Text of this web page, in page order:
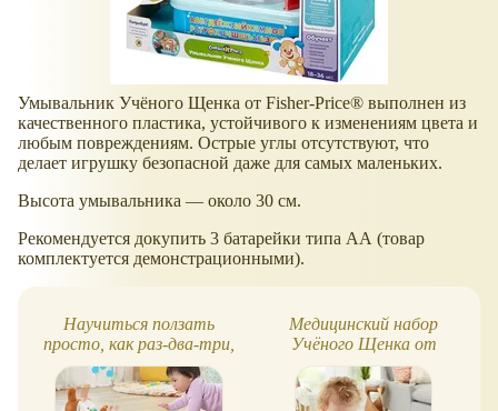
Умывальник Учёного Щенка от Fisher-Price® выполнен из
качественного пластика, устойчивого к изменениям цвета и
любым повреждениям. Острые углы отсутствуют, что
делает игрушку безопасной даже для самых маленьких.
Высота умывальника — около 30 см.
Рекомендуется докупить 3 батарейки типа АА (товар
комплектуется демонстрационными).
Научиться ползать
просто, как раз-два-три,
с щенком Fisher-Price!
Медицинский набор
Учёного Щенка от
Fisher-Price®